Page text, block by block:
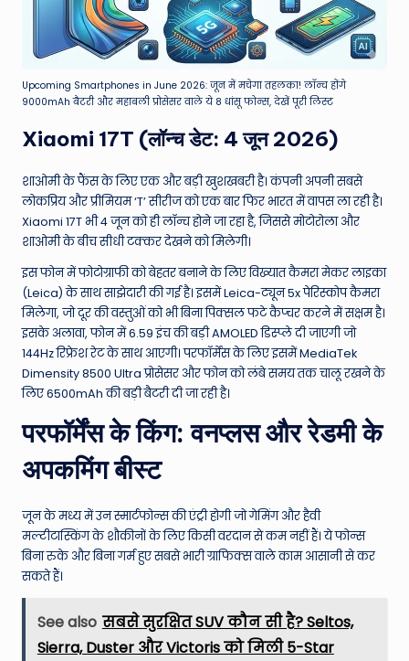
Upcoming Smartphones in June 2026: जून में मचेगा तहलका! लॉन्च होंगे
9000mAh बैटरी और महाबली प्रोसेसर वाले ये 8 धांसू फोन्स, देखें पूरी लिस्ट
Xiaomi 17T (लॉन्च डेट: 4 जून 2026)
शाओमी के फैंस के लिए एक और बड़ी खुशखबरी है। कंपनी अपनी सबसे
लोकप्रिय और प्रीमियम ‘T’ सीरीज को एक बार फिर भारत में वापस ला रही है।
Xiaomi 17T भी 4 जून को ही लॉन्च होने जा रहा है, जिससे मोटोरोला और
शाओमी के बीच सीधी टक्कर देखने को मिलेगी।
इस फोन में फोटोग्राफी को बेहतर बनाने के लिए विख्यात कैमरा मेकर लाइका
(Leica) के साथ साझेदारी की गई है। इसमें Leica-ट्यून 5x पेरिस्कोप कैमरा
मिलेगा, जो दूर की वस्तुओं को भी बिना पिक्सल फटे कैप्चर करने में सक्षम है।
इसके अलावा, फोन में 6.59 इंच की बड़ी AMOLED डिस्प्ले दी जाएगी जो
144Hz रिफ्रेश रेट के साथ आएगी। परफॉर्मेंस के लिए इसमें MediaTek
Dimensity 8500 Ultra प्रोसेसर और फोन को लंबे समय तक चालू रखने के
लिए 6500mAh की बड़ी बैटरी दी जा रही है।
परफॉर्मेंस के किंग: वनप्लस और रेडमी के
अपकमिंग बीस्ट
जून के मध्य में उन स्मार्टफोन्स की एंट्री होगी जो गेमिंग और हैवी
मल्टीटास्किंग के शौकीनों के लिए किसी वरदान से कम नहीं हैं। ये फोन्स
बिना रुके और बिना गर्म हुए सबसे भारी ग्राफिक्स वाले काम आसानी से कर
सकते हैं।
See also सबसे सुरक्षित SUV कौन सी है? Seltos,
Sierra, Duster और Victoris को मिली 5-Star